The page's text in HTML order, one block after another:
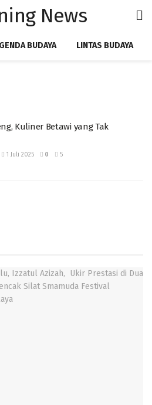
BUDAYA LINTAS BUDAYA
Kuliner Betawi yang Tak
1 Juli 2025 0 5